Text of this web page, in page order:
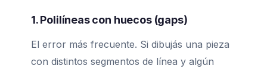
1. Polilíneas con huecos (gaps)
El error más frecuente. Si dibujás una pieza
con distintos segmentos de línea y algún